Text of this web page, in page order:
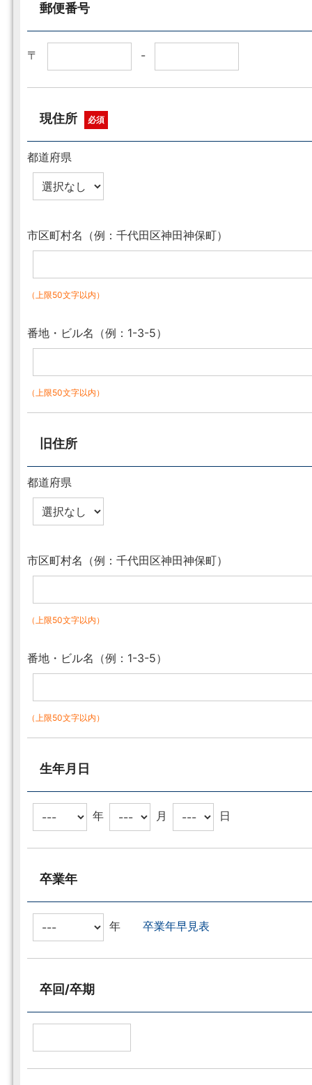
郵便番号
〒 -
現住所 必須
都道府県
市区町村名（例：千代田区神田神保町）
（上限50文字以内）
番地・ビル名（例：1-3-5）
（上限50文字以内）
旧住所
都道府県
市区町村名（例：千代田区神田神保町）
（上限50文字以内）
番地・ビル名（例：1-3-5）
（上限50文字以内）
生年月日
年 月 日
卒業年
年卒業年早見表
卒回/卒期